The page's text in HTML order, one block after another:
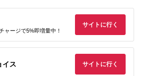
ャージで5%即増量中！
サイトに行く
イス サイトに行く